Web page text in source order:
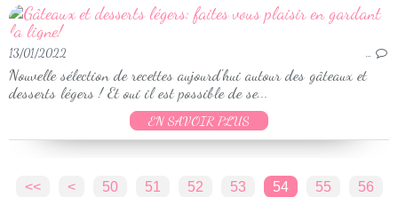
13/01/2022 …
Nouvelle sélection de recettes aujourd'hui autour des gâteaux et
desserts légers ! Et oui il est possible de se...
EN SAVOIR PLUS
<< < 10
20
30
40
50 51 52 53 54 55
56